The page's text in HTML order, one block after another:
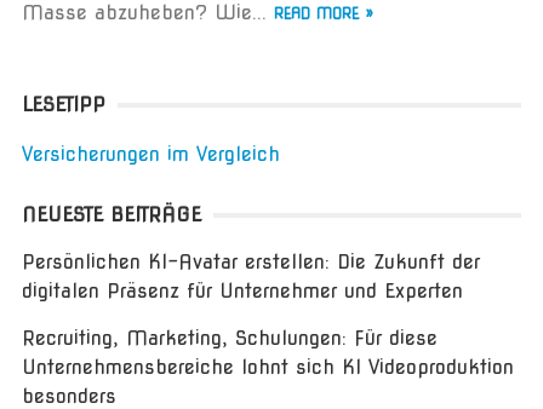
Masse abzuheben? Wie... READ MORE »
LESETIPP
Versicherungen im Vergleich
NEUESTE BEITRÄGE
Persönlichen KI-Avatar erstellen: Die Zukunft der
digitalen Präsenz für Unternehmer und Experten
Recruiting, Marketing, Schulungen: Für diese
Unternehmensbereiche lohnt sich KI Videoproduktion
besonders